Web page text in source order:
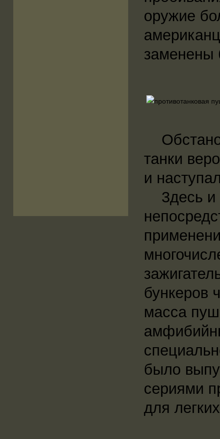
оружие
заменены
танки
и
3десь и
бункеров
масса
было
сериями
для